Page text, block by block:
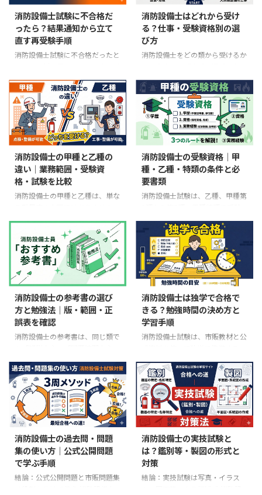
選ぶ順番 点検・整備と工事のど
ちらを中心にしたいか決める 仕
事内容と必要な免状の類を照合す
る 賃金、固定残業代、休日、移
動範囲を同じ条件で比較する 求
は面接で確認する 採用時の労働
条件通知書を求人票と照合する
未経験でも応募できるかは求人ご
と ...
は、支部別に合格者の受験番号を
公示し、受験者全員へ試験結果通
知書を送付します。合格者の受験
番号は、結果発表予定日の正午か
ら同センターのWebサイトでも確
所：受験した支部の試験案内・日
程ページ → 結果発表予定日 → 当
日正午以降に消防試験研 ...
消防設備士試験に不合格だ
ったら？結果通知から立て
直す再受験手順
消防設備士試験に不合格だったと
に、試験結果通知書の正答率を確
認しましょう。筆記のどこで基準
を下回ったのか、実技が60％に
届かなかったのかで、次に優先す
る勉強が変わります。 先にやる
こと 試験結果通知書と受験票を
保管する 筆記3科目と筆記全体、
実技の正答率を確認する 次の試
験日と受付期間を公式日程で確認
する 不足した分野だけを優先し
て学習計画を組み直す 消防試験
で受験者100,198人、合格者
35,514人、合格率35 ...
消防設備士はどれから受け
る？仕事・受験資格別の選
び方
消防設備士をどの類から受けるか
では決められません。最初に確認
するのは、仕事で扱う設備、工事
まで行うか、甲種の受験資格があ
るかの3点です。 先に結論 勤務先
や求人で必要な設備が決まってい
るなら、その設備に対応する類を
優先する。 工事を担当し、甲種
の受験資格があるなら、対象設備
の甲種を検討する。 甲種の受験
資格がない場合は、対象設備の乙
種から始める方法がある。 電気
補になる。 目的が決まっていな
い初学者には乙種第6類も選 ...
消防設備士の甲種と乙種の
違い｜業務範囲・受験資
格・試験を比較
消防設備士の甲種と乙種は、単な
最も大きな違いは、免状に記載さ
れた設備について工事まで行える
かです。 先に結論 甲種は、対象
設備の工事・整備・点検を行え
る。 乙種は、対象設備の整備・
点検を行える。 甲種第1類から第
5類は受験資格が必要。乙種第1
類から第7類は誰でも受験でき
る。 甲種第1類から第5類は筆記
45問・実技7問、乙種は筆記30
問・実技5問。 第6類と第7類は乙
る。 どちらを受けるかは、「受
験資格があるか」だけ ...
消防設備士の受験資格｜甲
種・乙種・特類の条件と必
要書類
消防設備士試験は、乙種、甲種第
資格が異なります。まず自分が受
ける区分を分けて確認してくださ
い。 受験資格の結論 乙種第1類か
ら第7類は、誰でも受験できる。
甲種第1類から第5類は、国家資
格等または学歴による受験資格が
必要。 甲種特類は、甲種第1～3
類のいずれか一つ、甲種第4類、
甲種第5類の3種類以上の免状が
必要。 試験合格だけでなく、免
状交付、経験年数、受験する類、
ターの受験資格表に沿って、代表
的な資格、学歴、実務経 ...
消防設備士の参考書の選び
方と勉強法｜版・範囲・正
誤表を確認
消防設備士の参考書は、同じ類で
「鑑別等・製図中心」で役割が異
なります。表紙の売り文句や通販
サイトの順位だけで決めると、受
験する類や甲種・乙種が違う、実
技対策が足りない、法令改正前の
版だった、というずれが起こりま
す。 最初に確認したいのは、特
定の出版社名ではなく、受験区
分、公式の試験範囲、刊行年・
版、正誤表、実技の収録範囲で
す。この記事では、購入前の確認
消防設備士は独学で合格で
きる？勉強時間の決め方と
学習手順
消防設備士試験は、市販教材と公
とができます。ただし、独学なら
何時間で合格できる、参考書1冊
だけで十分と全員に当てはまる基
準はありません。 先に結論 消防
試験研究センターは、類別の標準
勉強時間や独学合格率を公表して
いない。 必要な学習量は、受験
する類、甲種・乙種、科目免除、
電気・機械の基礎、実技の習熟度
で変わる。 最初に公式の科目表
と公開問題を確認し、できない項
消防設備士の過去問・問題
集の使い方｜公式公開問題
で学ぶ手順
結論：公式公開問題と市販問題集
消防設備士の実技試験と
は？鑑別等・製図の形式と
対策
結論：実技試験は写真・イラス